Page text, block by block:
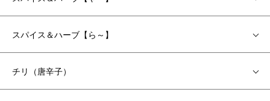
スパイス＆ハーブ【ら～】
チリ（唐辛子）